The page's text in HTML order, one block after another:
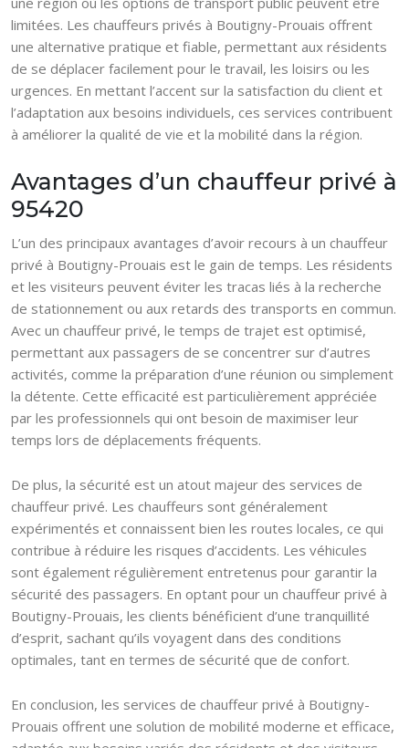
limitées. Les chauffeurs privés à Boutigny-Prouais offrent
une alternative pratique et fiable, permettant aux résidents
de se déplacer facilement pour le travail, les loisirs ou les
urgences. En mettant l’accent sur la satisfaction du client et
l’adaptation aux besoins individuels, ces services contribuent
à améliorer la qualité de vie et la mobilité dans la région.
Avantages d’un chauffeur privé à
95420
L’un des principaux avantages d’avoir recours à un chauffeur
privé à Boutigny-Prouais est le gain de temps. Les résidents
et les visiteurs peuvent éviter les tracas liés à la recherche
de stationnement ou aux retards des transports en commun.
Avec un chauffeur privé, le temps de trajet est optimisé,
permettant aux passagers de se concentrer sur d’autres
activités, comme la préparation d’une réunion ou simplement
la détente. Cette efficacité est particulièrement appréciée
par les professionnels qui ont besoin de maximiser leur
temps lors de déplacements fréquents.
De plus, la sécurité est un atout majeur des services de
chauffeur privé. Les chauffeurs sont généralement
expérimentés et connaissent bien les routes locales, ce qui
contribue à réduire les risques d’accidents. Les véhicules
sont également régulièrement entretenus pour garantir la
sécurité des passagers. En optant pour un chauffeur privé à
Boutigny-Prouais, les clients bénéficient d’une tranquillité
d’esprit, sachant qu’ils voyagent dans des conditions
optimales, tant en termes de sécurité que de confort.
En conclusion, les services de chauffeur privé à Boutigny-
Prouais offrent une solution de mobilité moderne et efficace,